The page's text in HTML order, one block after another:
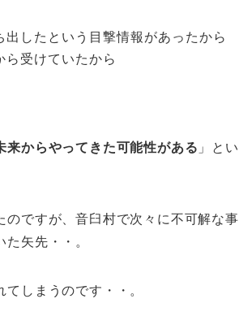
したという目撃情報があったから
ら受けていたから
来からやってきた可能性がある 」とい
ですが、音臼村で次々に不可解な事
矢先・・。
しまうのです・・。